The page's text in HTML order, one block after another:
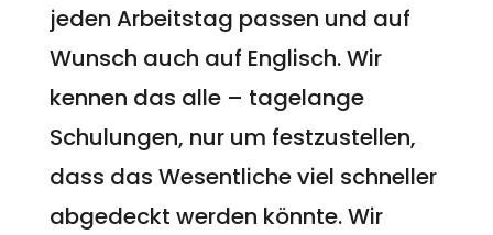
jeden Arbeitstag passen und auf
Wunsch auch auf Englisch. Wir
kennen das alle – tagelange
Schulungen, nur um festzustellen,
dass das Wesentliche viel schneller
abgedeckt werden könnte. Wir